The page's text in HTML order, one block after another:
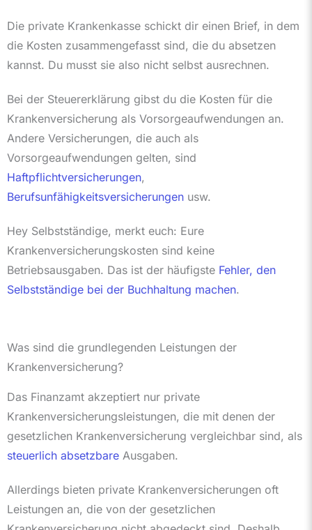
Die private Krankenkasse schickt dir einen Brief, in dem
die Kosten zusammengefasst sind, die du absetzen
kannst. Du musst sie also nicht selbst ausrechnen.
Bei der Steuererklärung gibst du die Kosten für die
Krankenversicherung als Vorsorgeaufwendungen an.
Andere Versicherungen, die auch als
Vorsorgeaufwendungen gelten, sind
Haftpflichtversicherungen,
Berufsunfähigkeitsversicherungen usw.
Hey Selbstständige, merkt euch: Eure
Krankenversicherungskosten sind keine
Betriebsausgaben. Das ist der häufigste Fehler, den
Selbstständige bei der Buchhaltung machen.
Was sind die grundlegenden Leistungen der
Krankenversicherung?
Das Finanzamt akzeptiert nur private
Krankenversicherungsleistungen, die mit denen der
gesetzlichen Krankenversicherung vergleichbar sind, als
steuerlich absetzbare Ausgaben.
Allerdings bieten private Krankenversicherungen oft
Leistungen an, die von der gesetzlichen